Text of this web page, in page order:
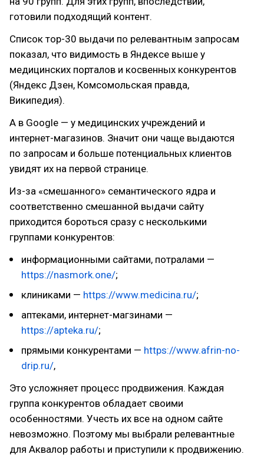
готовили подходящий контент.
Список тор-30 выдачи по релевантным запросам
показал, что видимость в Яндексе выше у
медицинских порталов и косвенных конкурентов
(Яндекс Дзен, Комсомольская правда,
Википедия).
А в Google — у медицинских учреждений и
интернет-магазинов. Значит они чаще выдаются
по запросам и больше потенциальных клиентов
увидят их на первой странице.
Из-за «смешанного» семантического ядра и
соответственно смешанной выдачи сайту
приходится бороться сразу с несколькими
группами конкурентов:
информационными сайтами, потралами —
https://nasmork.one/;
клиниками — https://www.medicina.ru/;
аптеками, интернет-магзинами —
https://apteka.ru/;
прямыми конкурентами — https://www.afrin-no-
drip.ru/,
Это усложняет процесс продвижения. Каждая
группа конкурентов обладает своими
особенностями. Учесть их все на одном сайте
невозможно. Поэтому мы выбрали релевантные
для Аквалор работы и приступили к продвижению.